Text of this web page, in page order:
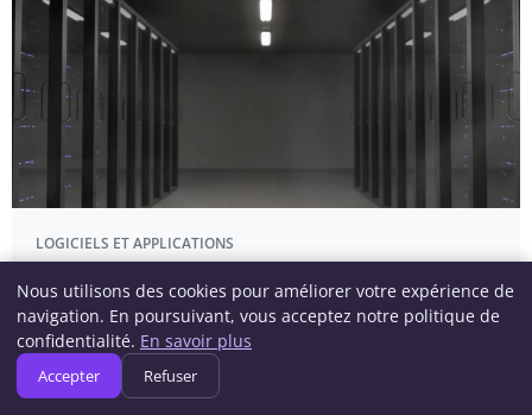
LOGICIELS ET APPLICATIONS
Dell World 2026 : Découvrez les innovations
des futurs serveurs PowerEdge révélées au
rendez-vous high-tech
EN BREF Lancement de la 18ème génération de serveurs
PowerEdge.
Nous utilisons des cookies pour améliorer votre expérience de
navigation. En poursuivant, vous acceptez notre politique de
confidentialité. En savoir plus
Accepter Refuser